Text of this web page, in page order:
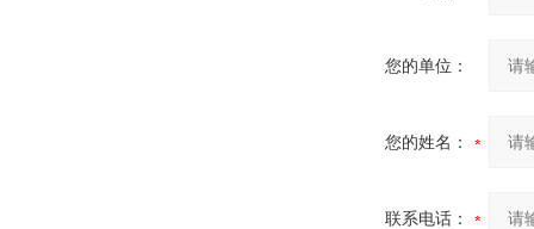
您的单位：
您的姓名：
联系电话：